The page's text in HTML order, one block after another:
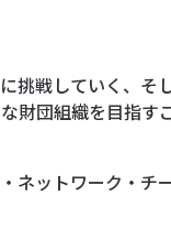
挑戦していく、そ
財団組織を目指す
ネットワーク・チ